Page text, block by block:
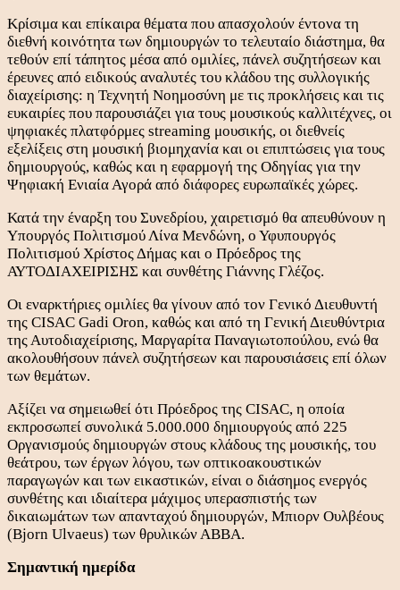
Κρίσιμα και επίκαιρα θέματα που απασχολούν έντονα τη
διεθνή κοινότητα των δημιουργών το τελευταίο διάστημα, θα
τεθούν επί τάπητος μέσα από ομιλίες, πάνελ συζητήσεων και
έρευνες από ειδικούς αναλυτές του κλάδου της συλλογικής
διαχείρισης: η Τεχνητή Νοημοσύνη με τις προκλήσεις και τις
ευκαιρίες που παρουσιάζει για τους μουσικούς καλλιτέχνες, οι
ψηφιακές πλατφόρμες streaming μουσικής, οι διεθνείς
εξελίξεις στη μουσική βιομηχανία και οι επιπτώσεις για τους
δημιουργούς, καθώς και η εφαρμογή της Οδηγίας για την
Ψηφιακή Ενιαία Αγορά από διάφορες ευρωπαϊκές χώρες.
Κατά την έναρξη του Συνεδρίου, χαιρετισμό θα απευθύνουν η
Υπουργός Πολιτισμού Λίνα Μενδώνη, ο Υφυπουργός
Πολιτισμού Χρίστος Δήμας και ο Πρόεδρος της
ΑΥΤΟΔΙΑΧΕΙΡΙΣΗΣ και συνθέτης Γιάννης Γλέζος.
Οι εναρκτήριες ομιλίες θα γίνουν από τον Γενικό Διευθυντή
της CISAC Gadi Oron, καθώς και από τη Γενική Διευθύντρια
της Αυτοδιαχείρισης, Μαργαρίτα Παναγιωτοπούλου, ενώ θα
ακολουθήσουν πάνελ συζητήσεων και παρουσιάσεις επί όλων
των θεμάτων.
Αξίζει να σημειωθεί ότι Πρόεδρος της CISAC, η οποία
εκπροσωπεί συνολικά 5.000.000 δημιουργούς από 225
Οργανισμούς δημιουργών στους κλάδους της μουσικής, του
θεάτρου, των έργων λόγου, των οπτικοακουστικών
παραγωγών και των εικαστικών, είναι ο διάσημος ενεργός
συνθέτης και ιδιαίτερα μάχιμος υπερασπιστής των
δικαιωμάτων των απανταχού δημιουργών, Μπιορν Ουλβέους
(Bjorn Ulvaeus) των θρυλικών ΑΒΒΑ.
Σημαντική ημερίδα